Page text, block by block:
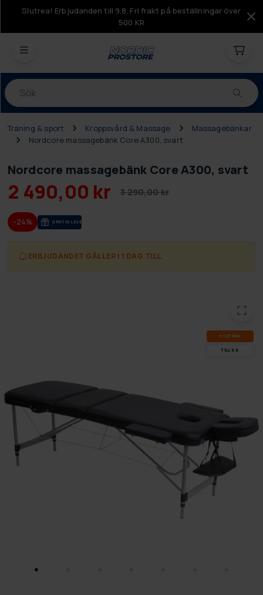
Slutrea! Erbjudanden till 9.8. Fri frakt på beställningar över
500 KR
Produkter
Träning & sport Kroppsvård & Massage
Massagebänkar
Nordcore massagebänk Core A300, svart
Nordcore massagebänk Core A300, svart
2 490,00 kr 3 290,00 kr
-24% GRA­TIS LE­VE­RANS
ERBJUDANDET GÄLLER I 1 DAG TILL
SLUT­REA
TILL 9.8.